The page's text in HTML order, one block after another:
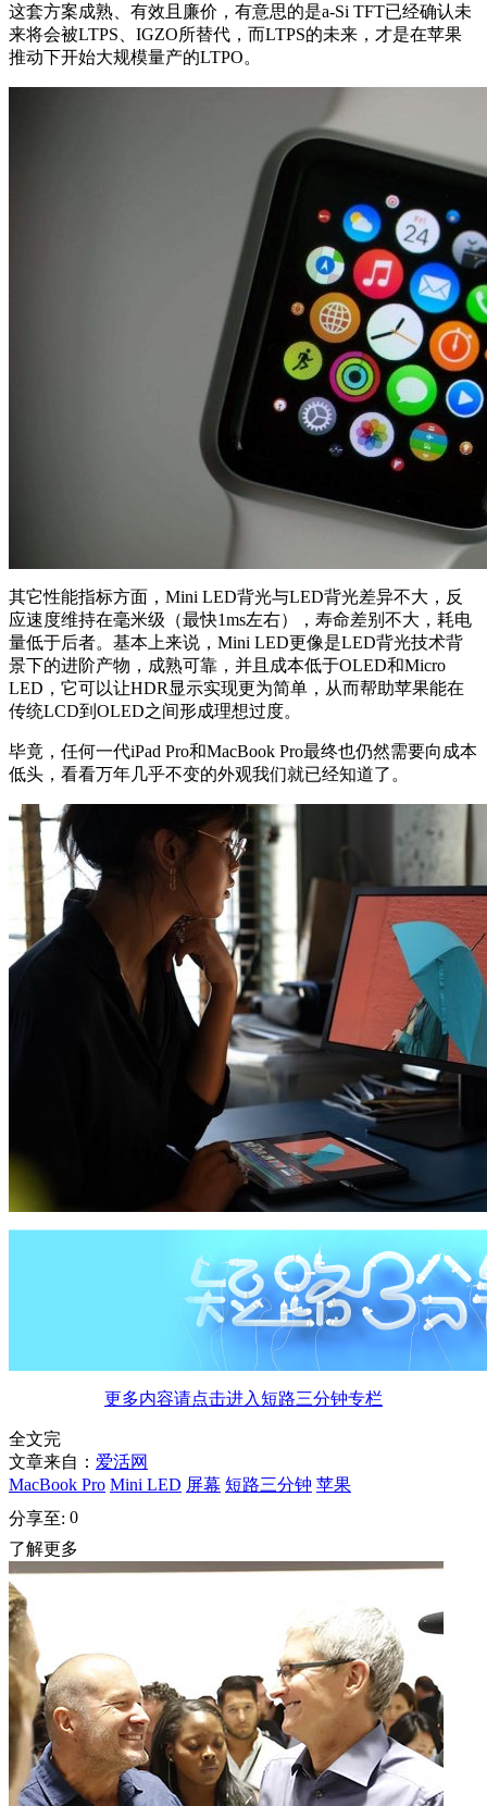
这套方案成熟、有效且廉价，有意思的是a-Si TFT已经确认未
来将会被LTPS、IGZO所替代，而LTPS的未来，才是在苹果
推动下开始大规模量产的LTPO。
其它性能指标方面，Mini LED背光与LED背光差异不大，反
应速度维持在毫米级（最快1ms左右），寿命差别不大，耗电
量低于后者。基本上来说，Mini LED更像是LED背光技术背
景下的进阶产物，成熟可靠，并且成本低于OLED和Micro
LED，它可以让HDR显示实现更为简单，从而帮助苹果能在
传统LCD到OLED之间形成理想过度。
毕竟，任何一代iPad Pro和MacBook Pro最终也仍然需要向成本
低头，看看万年几乎不变的外观我们就已经知道了。
更多内容请点击进入短路三分钟专栏
全文完
文章来自： 爱活网
MacBook Pro Mini LED 屏幕 短路三分钟 苹果
分享至: 0
了解更多